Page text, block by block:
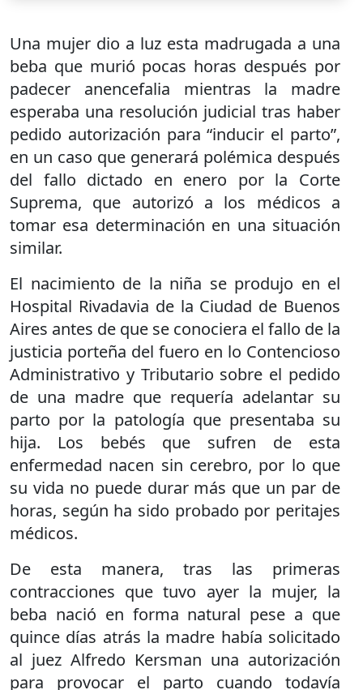
Una mujer dio a luz esta madrugada a una
beba que murió pocas horas después por
padecer anencefalia mientras la madre
esperaba una resolución judicial tras haber
pedido autorización para “inducir el parto”,
en un caso que generará polémica después
del fallo dictado en enero por la Corte
Suprema, que autorizó a los médicos a
tomar esa determinación en una situación
similar.
El nacimiento de la niña se produjo en el
Hospital Rivadavia de la Ciudad de Buenos
Aires antes de que se conociera el fallo de la
justicia porteña del fuero en lo Contencioso
Administrativo y Tributario sobre el pedido
de una madre que requería adelantar su
parto por la patología que presentaba su
hija. Los bebés que sufren de esta
enfermedad nacen sin cerebro, por lo que
su vida no puede durar más que un par de
horas, según ha sido probado por peritajes
médicos.
De esta manera, tras las primeras
contracciones que tuvo ayer la mujer, la
beba nació en forma natural pese a que
quince días atrás la madre había solicitado
al juez Alfredo Kersman una autorización
para provocar el parto cuando todavía